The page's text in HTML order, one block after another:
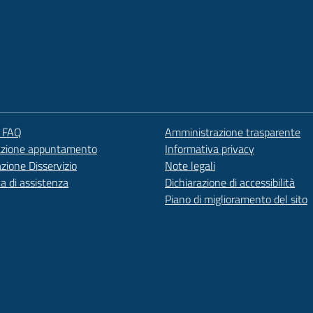
appuntamento
Disservizio
di assistenza
Amministrazione trasparente
Informativa privacy
Note legali
Dichiarazione di accessibilità
Piano di miglioramento del sito